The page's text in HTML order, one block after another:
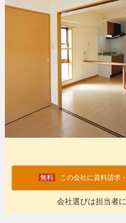
この会社に資料請求
会社選びは担当者